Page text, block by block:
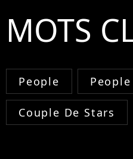
MOTS
People People
Couple De Stars